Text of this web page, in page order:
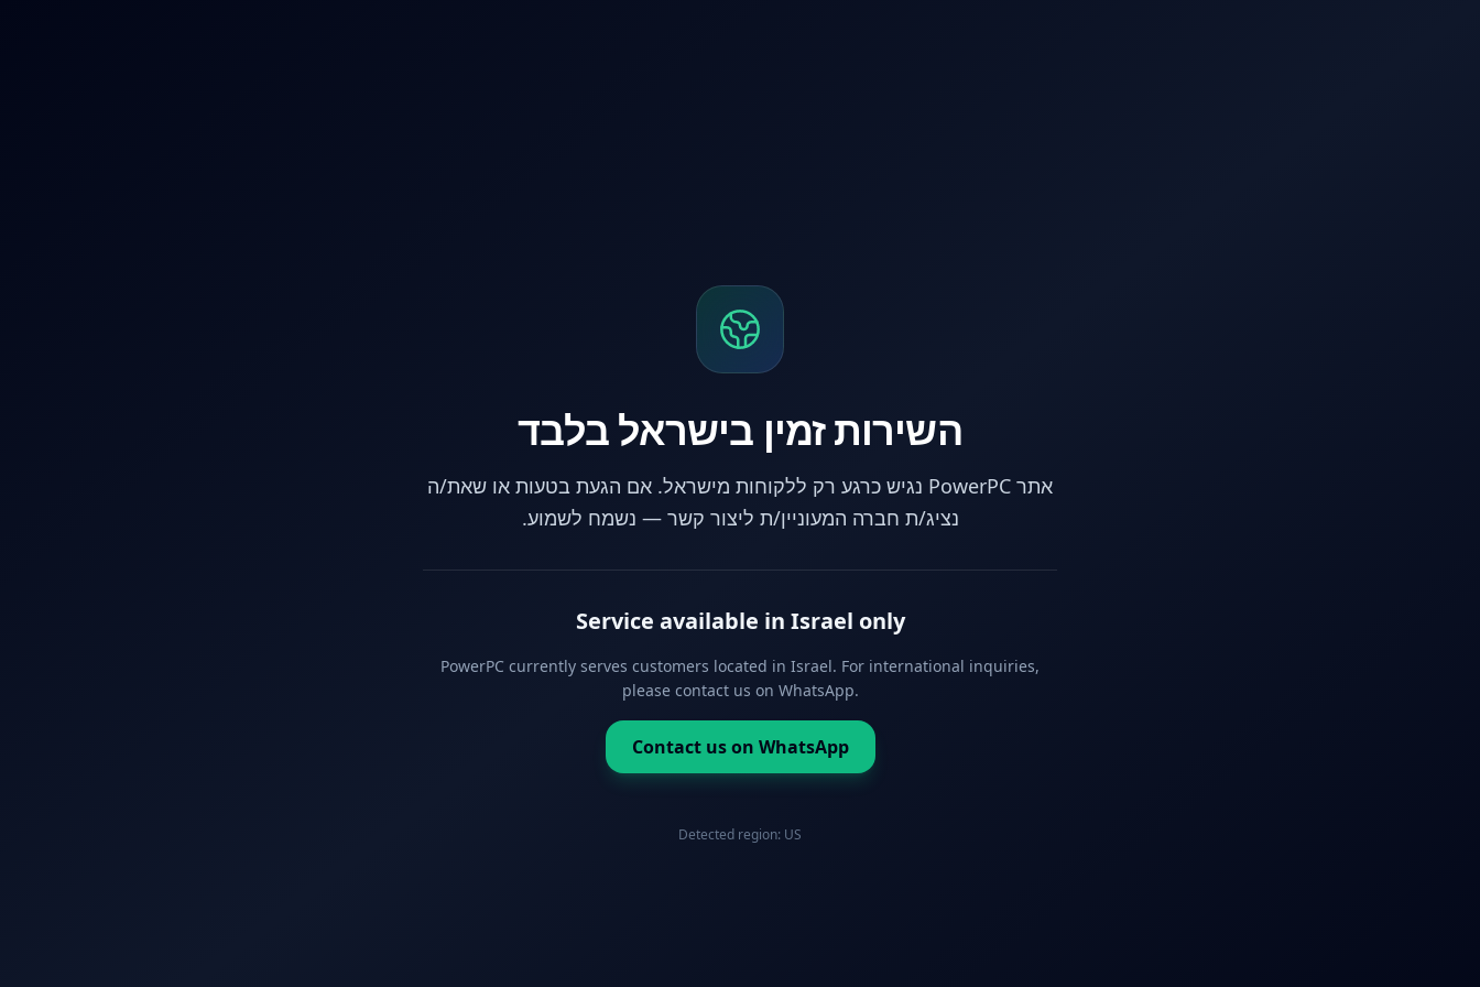
השירות זמין בישראל בלבד
אתר PowerPC נגיש כרגע רק ללקוחות מישראל. אם הגעת בטעות או שאת/ה
נציג/ת חברה המעוניין/ת ליצור קשר — נשמח לשמוע.
Service available in Israel only
PowerPC currently serves customers located in Israel. For international inquiries,
please contact us on WhatsApp.
Contact us on WhatsApp
Detected region: US